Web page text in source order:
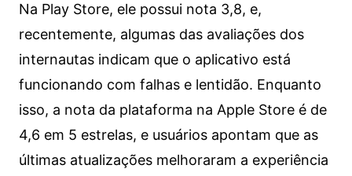
Na Play Store, ele possui nota 3,8, e,
recentemente, algumas das avaliações dos
internautas indicam que o aplicativo está
funcionando com falhas e lentidão. Enquanto
isso, a nota da plataforma na Apple Store é de
4,6 em 5 estrelas, e usuários apontam que as
últimas atualizações melhoraram a experiência